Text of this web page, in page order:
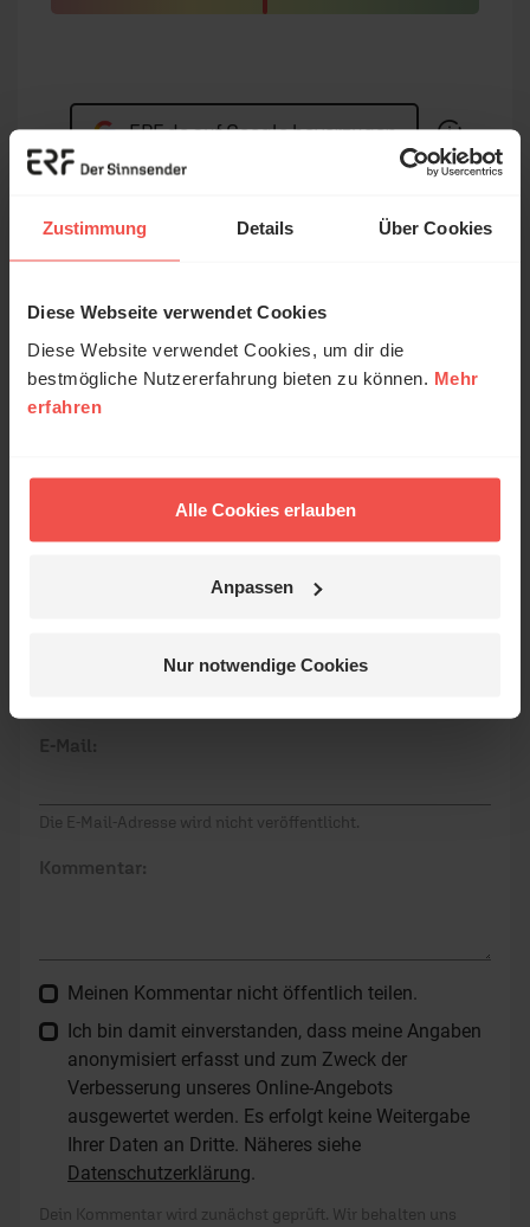
Zustimmung Details Über Cookies
Diese Webseite verwendet Cookies
Diese Website verwendet Cookies, um dir die
bestmögliche Nutzererfahrung bieten zu können. Mehr
erfahren
Alle Cookies erlauben
Anpassen
Nur notwendige Cookies
ERF.de auf Google bevorzugen
Wir lieben es, für dich zu schreiben! Unsere
Artikel sind kostenlos, da wir uns über Spenden
Deine Meinung zählt!
Was hat dich inspiriert, berührt oder zum
E-Mail:
Die E-Mail-Adresse wird nicht veröffentlicht.
Kommentar:
Meinen Kommentar nicht öffentlich teilen.
Ich bin damit einverstanden, dass meine Angaben
anonymisiert erfasst und zum Zweck der
Verbesserung unseres Online-Angebots
ausgewertet werden. Es erfolgt keine Weitergabe
Ihrer Daten an Dritte. Näheres siehe
Datenschutzerklärung.
Dein Kommentar wird zunächst geprüft. Wir behalten uns